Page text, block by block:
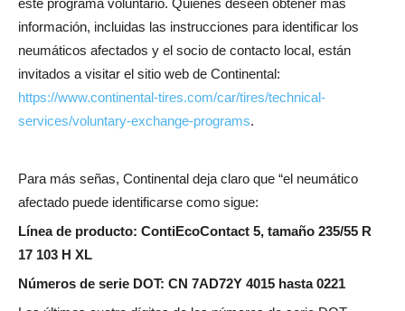
este programa voluntario. Quienes deseen obtener más
información, incluidas las instrucciones para identificar los
neumáticos afectados y el socio de contacto local, están
invitados a visitar el sitio web de Continental:
https://www.continental-tires.com/car/tires/technical-
services/voluntary-exchange-programs.
Para más señas, Continental deja claro que “el neumático
afectado puede identificarse como sigue:
Línea de producto: ContiEcoContact 5, tamaño 235/55 R
17 103 H XL
Números de serie DOT: CN 7AD72Y 4015 hasta 0221